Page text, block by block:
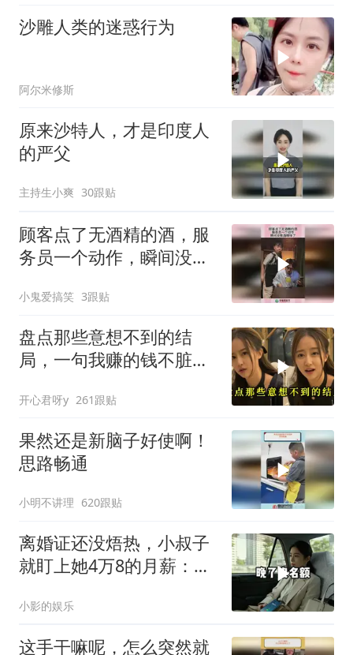
沙雕人类的迷惑行为
阿尔米修斯
原来沙特人，才是印度人
的严父
主持生小爽 30跟贴
顾客点了无酒精的酒，服
务员一个动作，瞬间没有
小鬼爱搞笑 3跟贴
盘点那些意想不到的结
局，一句我赚的钱不脏，
开心君呀y 261跟贴
果然还是新脑子好使啊！
思路畅通
小明不讲理 620跟贴
离婚证还没焐热，小叔子
就盯上她4万8的月薪：转
小影的娱乐
这手干嘛呢，怎么突然就